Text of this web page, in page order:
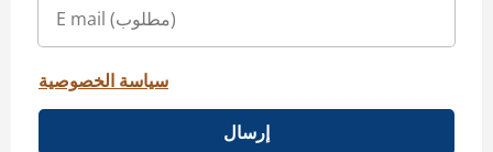
سياسة الخصوصية
إرسال